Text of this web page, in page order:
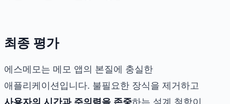
최종 평가
에스메모는 메모 앱의 본질에 충실한
애플리케이션입니다. 불필요한 장식을 제거하고
사용자의 시간과 주의력을 존중하는 설계 철학이